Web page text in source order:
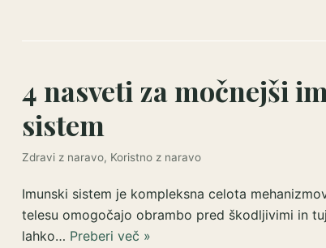
4 nasveti za močnejši
sistem
Zdravi z naravo, Koristno z naravo
Imunski sistem je kompleksna celota
telesu omogočajo obrambo pred škodljivimi in
lahko… Preberi več »